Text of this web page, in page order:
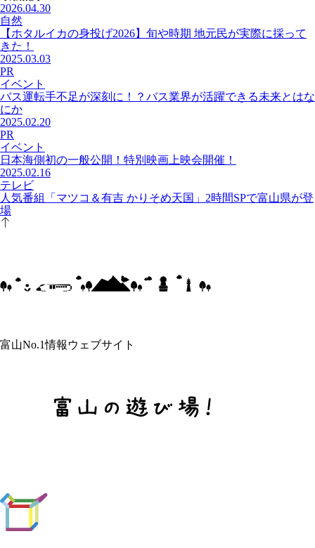
2026.04.30
自然
【ホタルイカの身投げ2026】旬や時期 地元民が実際に採って
きた！
2025.03.03
PR
イベント
バス運転手不足が深刻に！？バス業界が活躍できる未来とはな
にか
2025.02.20
PR
イベント
日本海側初の一般公開！特別映画上映会開催！
2025.02.16
テレビ
人気番組「マツコ＆有吉 かりそめ天国」2時間SPで富山県が登
場
富山No.1情報ウェブサイト